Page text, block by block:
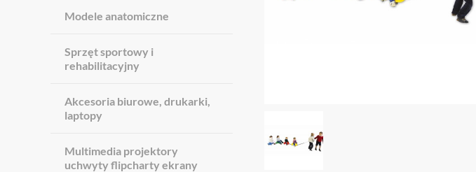
Modele anatomiczne
Sprzęt sportowy i
rehabilitacyjny
Akcesoria biurowe, drukarki,
laptopy
Multimedia projektory
uchwyty flipcharty ekrany